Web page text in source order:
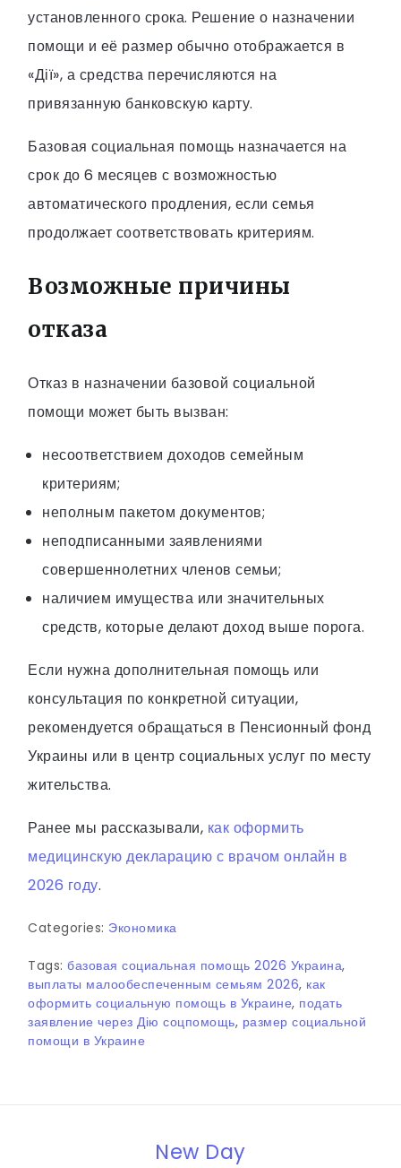
установленного срока. Решение о назначении
помощи и её размер обычно отображается в
«Дії», а средства перечисляются на
привязанную банковскую карту.
Базовая социальная помощь назначается на
срок до 6 месяцев с возможностью
автоматического продления, если семья
продолжает соответствовать критериям.
Возможные причины
отказа
Отказ в назначении базовой социальной
помощи может быть вызван:
несоответствием доходов семейным
критериям;
неполным пакетом документов;
неподписанными заявлениями
совершеннолетних членов семьи;
наличием имущества или значительных
средств, которые делают доход выше порога.
Если нужна дополнительная помощь или
консультация по конкретной ситуации,
рекомендуется обращаться в Пенсионный фонд
Украины или в центр социальных услуг по месту
жительства.
Ранее мы рассказывали, как оформить
медицинскую декларацию с врачом онлайн в
2026 году.
Categories: Экономика
Tags: базовая социальная помощь 2026 Украина,
выплаты малообеспеченным семьям 2026, как
оформить социальную помощь в Украине, подать
заявление через Дію соцпомощь, размер социальной
помощи в Украине
New Day